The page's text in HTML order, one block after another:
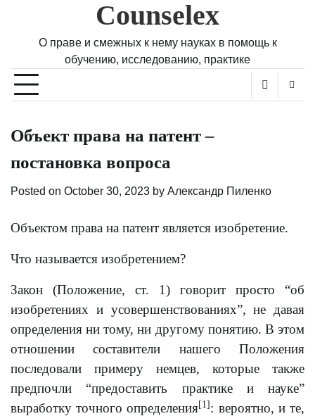
Counselex
О праве и смежных к нему науках в помощь к
обучению, исследованию, практике
Объект права на патент –
постановка вопроса
Posted on October 30, 2023 by Александр Пиленко
Объектом права на патент является изобретение.
Что называется изобретением?
Закон (Положение, ст. 1) говорит просто “об
изобретениях и усовершенствованиях”, не давая
определения ни тому, ни другому понятию. В этом
отношении составители нашего Положения
последовали примеру немцев, которые также
предпочли “предоставить практике и науке”
выработку точного определения[1] : вероятно, и те,